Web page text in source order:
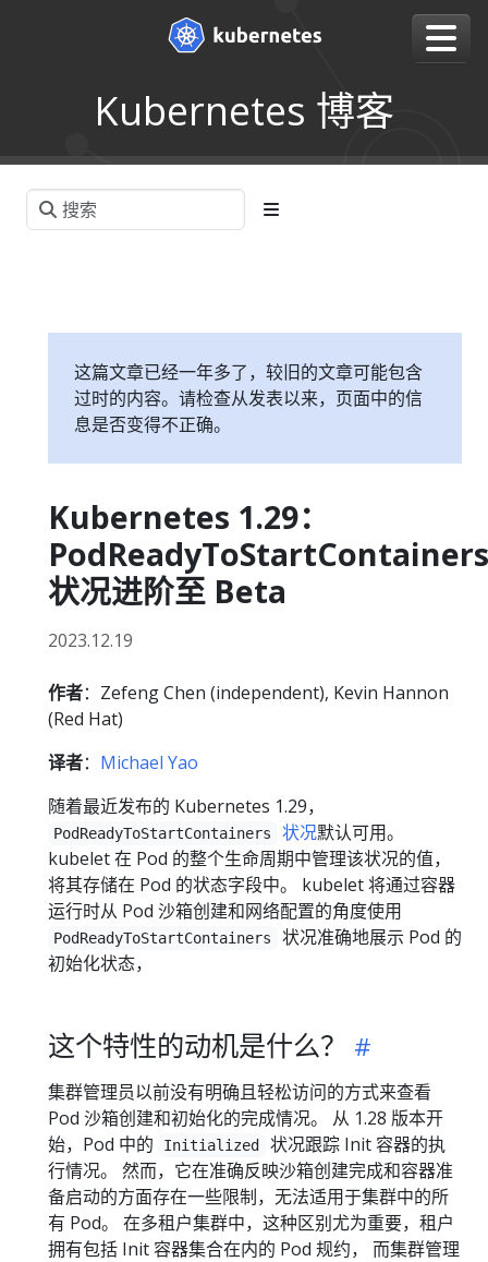
Kubernetes 博客
这篇文章已经一年多了，较旧的文章可能包含
过时的内容。请检查从发表以来，页面中的信
息是否变得不正确。
Kubernetes 1.29：
PodReadyToStartContainers
状况进阶至 Beta
2023.12.19
作者：Zefeng Chen (independent), Kevin Hannon
(Red Hat)
译者： Michael Yao
随着最近发布的 Kubernetes 1.29，
PodReadyToStartContainers 状况默认可用。
kubelet 在 Pod 的整个生命周期中管理该状况的值，
将其存储在 Pod 的状态字段中。 kubelet 将通过容器
运行时从 Pod 沙箱创建和网络配置的角度使用
PodReadyToStartContainers
状况准确地展示 Pod 的
初始化状态，
这个特性的动机是什么？
集群管理员以前没有明确且轻松访问的方式来查看
Pod 沙箱创建和初始化的完成情况。 从 1.28 版本开
始，Pod 中的
Initialized
状况跟踪 Init 容器的执
行情况。 然而，它在准确反映沙箱创建完成和容器准
备启动的方面存在一些限制，无法适用于集群中的所
有 Pod。 在多租户集群中，这种区别尤为重要，租户
拥有包括 Init 容器集合在内的 Pod 规约， 而集群管理